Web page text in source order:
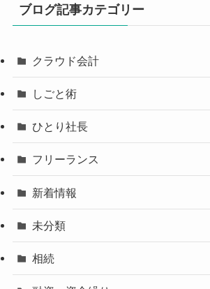
ブログ記事カテゴリー
クラウド会計
しごと術
ひとり社長
フリーランス
新着情報
未分類
相続